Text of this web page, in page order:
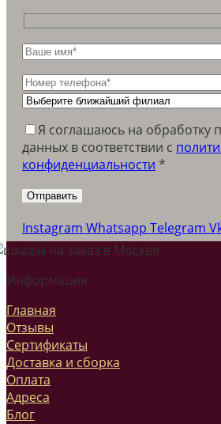
Я соглашаюсь на обработку
данных в соответствии c
конфиденциальности *
Instagram Whatsapp Telegram
Информация
Главная
Отзывы
Сертификаты
Доставка и сборка
Оплата
Адреса
Блог